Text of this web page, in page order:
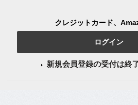
クレジットカード、
ログイン
新規会員登録の受付は終